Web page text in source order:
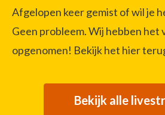
Afgelopen keer gemist of wil je
Geen probleem. Wij hebben het
opgenomen! Bekijk het hier
Bekijk alle